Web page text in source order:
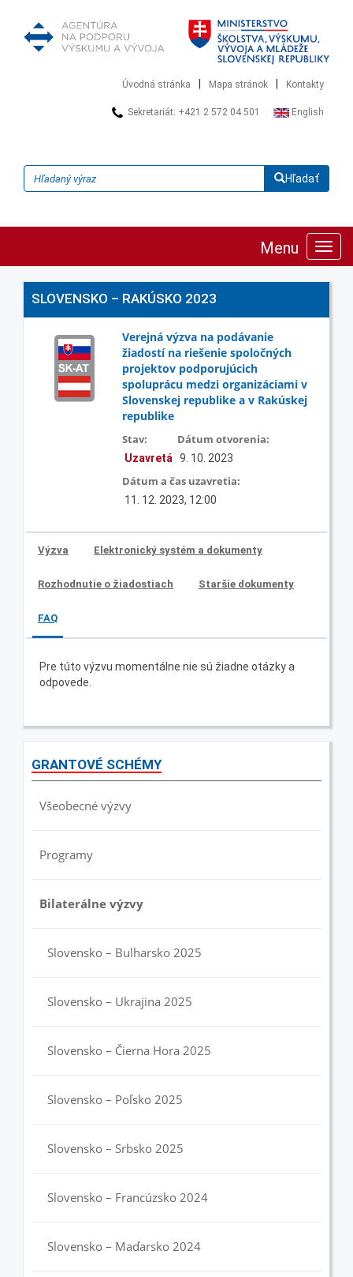
Úvodná stránka Mapa stránok Kontakty
Sekretariát: +421 2 572 04 501 English
Hľadať
Menu
SLOVENSKO – RAKÚSKO 2023
Verejná výzva na podávanie
žiadostí na riešenie spoločných
projektov podporujúcich
spoluprácu medzi organizáciami v
Slovenskej republike a v Rakúskej
republike
Stav:
Uzavretá
Dátum otvorenia:
9. 10. 2023
Dátum a čas uzavretia:
11. 12. 2023, 12:00
Výzva Elektronický systém a dokumenty
Rozhodnutie o žiadostiach Staršie dokumenty
FAQ
Pre túto výzvu momentálne nie sú žiadne otázky a
odpovede.
GRANTOVÉ SCHÉMY
Všeobecné výzvy
Programy
Bilaterálne výzvy
Slovensko – Bulharsko 2025
Slovensko – Ukrajina 2025
Slovensko – Čierna Hora 2025
Slovensko – Poľsko 2025
Slovensko – Srbsko 2025
Slovensko – Francúzsko 2024
Slovensko – Maďarsko 2024